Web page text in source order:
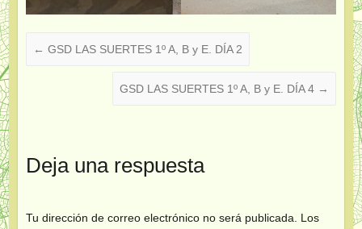
← GSD LAS SUERTES 1º A, B y E. DÍA 2
GSD LAS SUERTES 1º A, B y E. DÍA 4 →
Deja una respuesta
Tu dirección de correo electrónico no será publicada.
Los